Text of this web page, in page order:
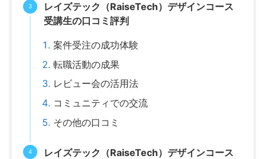
レイズテック（RaiseTech）デザインコース
受講生の口コミ評判
案件受注の成功体験
転職活動の成果
レビュー会の活用法
コミュニティでの交流
その他の口コミ
レイズテック（RaiseTech）デザインコース